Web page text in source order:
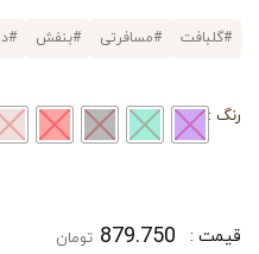
#گلبافت #مسافرتی #بنفش
رنگ
قیمت : 879.750 تومان